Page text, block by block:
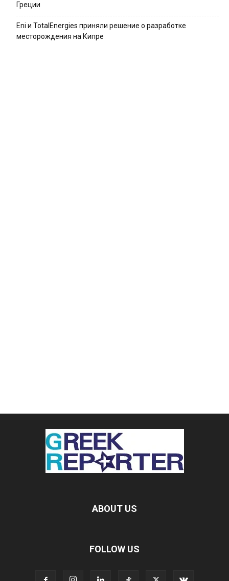
Греции
Eni и TotalEnergies приняли решение о разработке
месторождения на Кипре
ABOUT US
FOLLOW US